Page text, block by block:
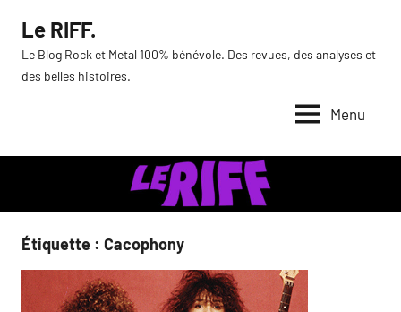
contenu
Le RIFF.
Le Blog Rock et Metal 100% bénévole. Des revues, des analyses et
des belles histoires.
Menu
Étiquette : Cacophony